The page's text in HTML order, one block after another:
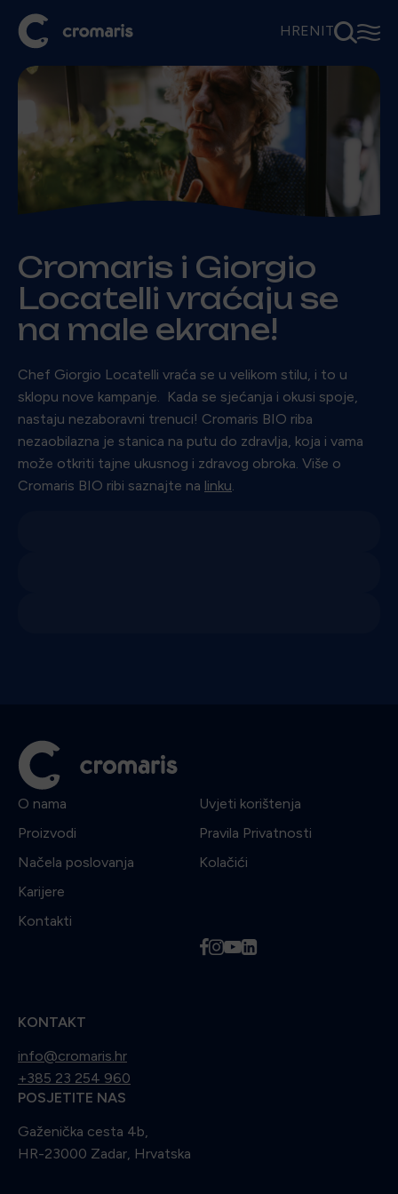
HREN IT⚲☰
Cromaris i Giorgio
Locatelli vraćaju se
na male ekrane!
Chef Giorgio Locatelli vraća se u velikom stilu, i to u
sklopu nove kampanje. Kada se sjećanja i okusi spoje,
nastaju nezaboravni trenuci! Cromaris BIO riba
nezaobilazna je stanica na putu do zdravlja, koja i vama
može otkriti tajne ukusnog i zdravog obroka. Više o
Cromaris BIO ribi saznajte na linku.
O nama
Proizvodi
Načela poslovanja
Karijere
Kontakti
Uvjeti korištenja
Pravila Privatnosti
Kolačići
fiyl
KONTAKT
info@cromaris.hr
+385 23 254 960
POSJETITE NAS
Gaženička cesta 4b,
HR-23000 Zadar, Hrvatska